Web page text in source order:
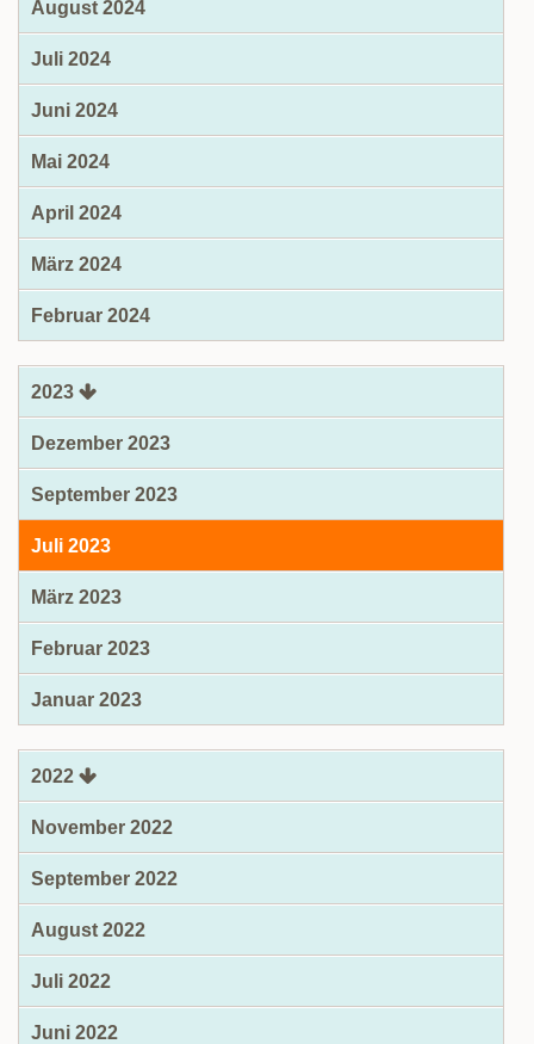
August 2024
Juli 2024
Juni 2024
Mai 2024
April 2024
März 2024
Februar 2024
2023
Dezember 2023
September 2023
Juli 2023
März 2023
Februar 2023
Januar 2023
2022
November 2022
September 2022
August 2022
Juli 2022
Juni 2022